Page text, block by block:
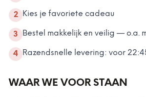
2 Kies je favoriete cadeau
3 Bestel makkelijk en veilig — o.a.
4 Razendsnelle levering: voor
WAAR WE VOOR STAAN